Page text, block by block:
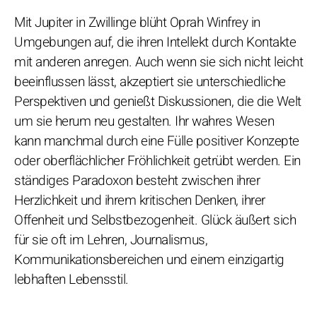
Mit Jupiter in Zwillinge blüht Oprah Winfrey in
Umgebungen auf, die ihren Intellekt durch Kontakte
mit anderen anregen. Auch wenn sie sich nicht leicht
beeinflussen lässt, akzeptiert sie unterschiedliche
Perspektiven und genießt Diskussionen, die die Welt
um sie herum neu gestalten. Ihr wahres Wesen
kann manchmal durch eine Fülle positiver Konzepte
oder oberflächlicher Fröhlichkeit getrübt werden. Ein
ständiges Paradoxon besteht zwischen ihrer
Herzlichkeit und ihrem kritischen Denken, ihrer
Offenheit und Selbstbezogenheit. Glück äußert sich
für sie oft im Lehren, Journalismus,
Kommunikationsbereichen und einem einzigartig
lebhaften Lebensstil.